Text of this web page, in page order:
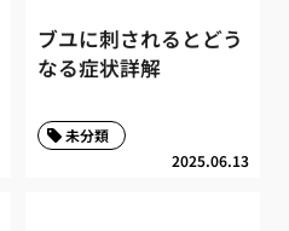
ブユに刺されるとどう
なる症状詳解
2025.06.13
未分類